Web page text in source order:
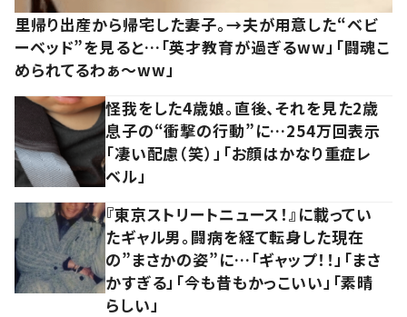
里帰り出産から帰宅した妻子。→夫が用意した“ベビ
ーベッド”を見ると…「英才教育が過ぎるww」「闘魂こ
められてるわぁ～ww」
怪我をした4歳娘。直後、それを見た2歳
息子の“衝撃の行動”に…254万回表示
「凄い配慮（笑）」「お顔はかなり重症レ
ベル」
『東京ストリートニュース！』に載ってい
たギャル男。闘病を経て転身した現在
の”まさかの姿”に…「ギャップ！！」「まさ
かすぎる」「今も昔もかっこいい」「素晴
らしい」